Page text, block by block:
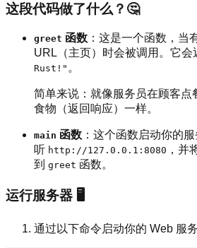
这段代码做了什么？🤔
greet 函数 ：这是一个函数，当
URL（主页）时会被调用。它会
Rust!" 。
简单来说：就像服务员在顾客点
食物（返回响应）一样。
main 函数 ：这个函数启动你的
听 http://127.0.0.1:8080 ，并
到 greet 函数。
运行服务器 🖥️
通过以下命令启动你的 Web 服务